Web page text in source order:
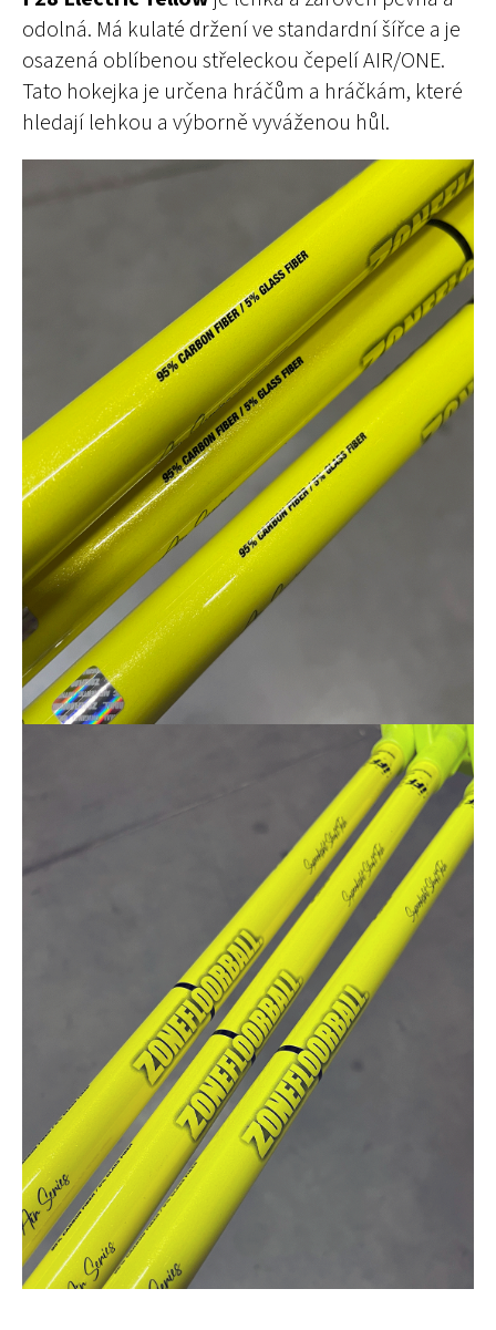
odolná. Má kulaté držení ve standardní šířce a je
osazená oblíbenou střeleckou čepelí AIR/ONE.
Tato hokejka je určena hráčům a hráčkám, které
hledají lehkou a výborně vyváženou hůl.